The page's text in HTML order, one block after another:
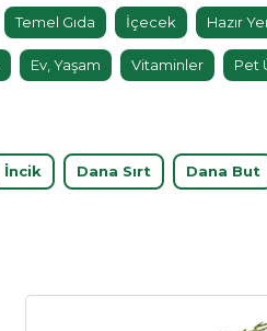
Temel Gıda İçecek Hazır
Ev, Yaşam Vitaminler Pet
İncik Dana Sırt Dana But